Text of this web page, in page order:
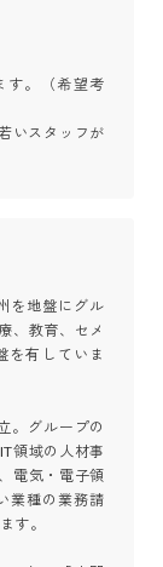
す。（希望考
いスタッフが
を地盤にグル
、教育、セメ
を有していま
。グループの
領域の人材事
電気・電子領
業種の業務請
す。